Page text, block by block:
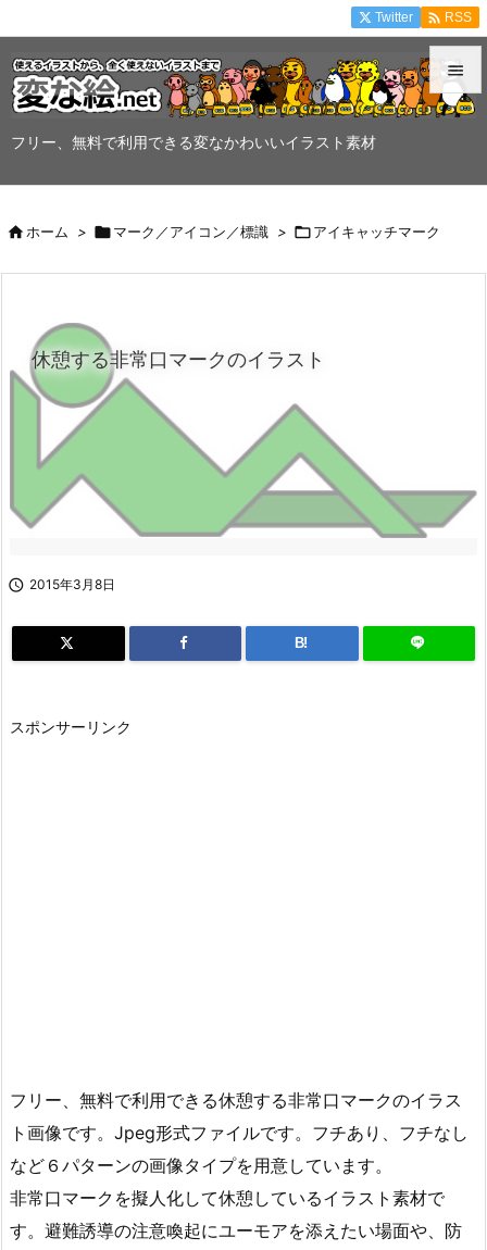
フリー、無料で利用できる変なかわいいイラスト素材


Twitter  RSS
ホーム > マーク／アイコン／標識 > アイキャッチマーク
休憩する非常口マークのイラスト
 2015年3月8日
B!
スポンサーリンク
フリー、無料で利用できる休憩する非常口マークのイラス
ト画像です。Jpeg形式ファイルです。フチあり、フチなし
など６パターンの画像タイプを用意しています。
非常口マークを擬人化して休憩しているイラスト素材で
す。避難誘導の注意喚起にユーモアを添えたい場面や、防